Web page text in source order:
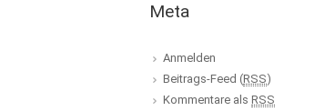
Meta
Anmelden
Beitrags-Feed (RSS)
Kommentare als RSS